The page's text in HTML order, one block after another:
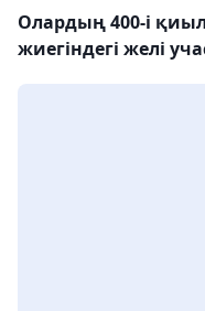
Олардың 400-і
жиегіндегі желі